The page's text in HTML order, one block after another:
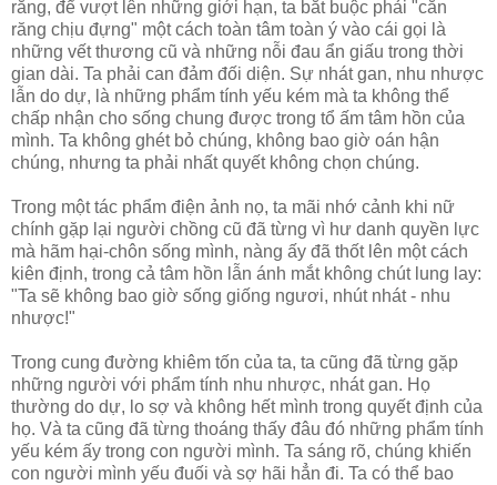
rằng, để vượt lên những giới hạn, ta bắt buộc phải "cắn
răng chịu đựng" một cách toàn tâm toàn ý vào cái gọi là
những vết thương cũ và những nỗi đau ẩn giấu trong thời
gian dài. Ta phải can đảm đối diện. Sự nhát gan, nhu nhược
lẫn do dự, là những phẩm tính yếu kém mà ta không thể
chấp nhận cho sống chung được trong tổ ấm tâm hồn của
mình. Ta không ghét bỏ chúng, không bao giờ oán hận
chúng, nhưng ta phải nhất quyết không chọn chúng.
Trong một tác phẩm điện ảnh nọ, ta mãi nhớ cảnh khi nữ
chính gặp lại người chồng cũ đã từng vì hư danh quyền lực
mà hãm hại-chôn sống mình, nàng ấy đã thốt lên một cách
kiên định, trong cả tâm hồn lẫn ánh mắt không chút lung lay:
"Ta sẽ không bao giờ sống giống ngươi, nhút nhát - nhu
nhược!"
Trong cung đường khiêm tốn của ta, ta cũng đã từng gặp
những người với phẩm tính nhu nhược, nhát gan. Họ
thường do dự, lo sợ và không hết mình trong quyết định của
họ. Và ta cũng đã từng thoáng thấy đâu đó những phẩm tính
yếu kém ấy trong con người mình. Ta sáng rõ, chúng khiến
con người mình yếu đuối và sợ hãi hẳn đi. Ta có thể bao